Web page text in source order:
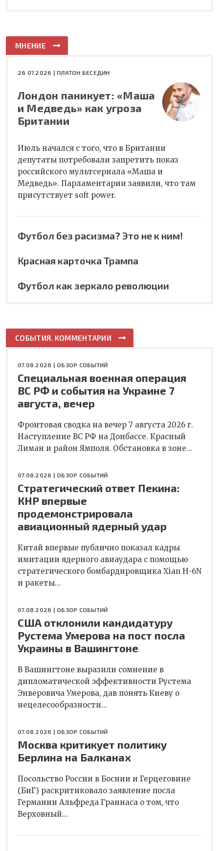
МНЕНИЕ
26.07.2026 | ПЛАТОН БЕСЕДИН
Лондон паникует: «Маша
и Медведь» как угроза
Британии
Июль начался с того, что в Британии
депутаты потребовали запретить показ
российского мультсериала «Маша и
Медведь». Парламентарии заявили, что там
присутствует soft power.
Футбол без расизма? Это не к ним!
Красная карточка Трампа
Футбол как зеркало революции
СОБЫТИЯ. КОММЕНТАРИИ
07.08.2026 | ОБЗОР СОБЫТИЙ
Специальная военная операция
ВС РФ и события на Украине 7
августа, вечер
Фронтовая сводка на вечер 7 августа 2026 г.
Наступление ВС РФ на Донбассе. Красный
Лиман и район Ямполя. Обстановка в зоне…
07.08.2026 | ОБЗОР СОБЫТИЙ
Стратегический ответ Пекина:
КНР впервые
продемонстрировала
авиационный ядерный удар
Китай впервые публично показал кадры
имитации ядерного авиаудара с помощью
стратегического бомбардировщика Xian H-6N
и ракеты…
07.08.2026 | ОБЗОР СОБЫТИЙ
США отклонили кандидатуру
Рустема Умерова на пост посла
Украины в Вашингтоне
В Вашингтоне выразили сомнение в
дипломатической эффективности Рустема
Энверовича Умерова, дав понять Киеву о
нецелесообразности…
07.08.2026 | ОБЗОР СОБЫТИЙ
Москва критикует политику
Берлина на Балканах
Посольство России в Боснии и Герцеговине
(БиГ) раскритиковало заявление посла
Германии Альфреда Граннаса о том, что
Верховный…